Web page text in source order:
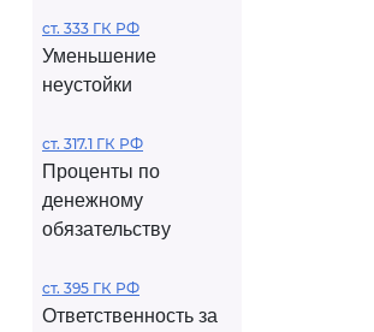
ст. 333 ГК РФ
Уменьшение
неустойки
ст. 317.1 ГК РФ
Проценты по
денежному
обязательству
ст. 395 ГК РФ
Ответственность за